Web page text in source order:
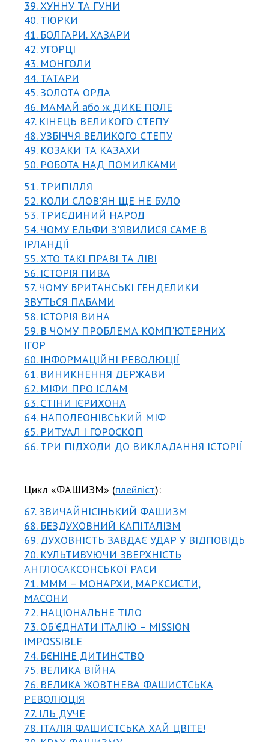
39. ХУННУ ТА ГУНИ
40. ТЮРКИ
41. БОЛГАРИ. ХАЗАРИ
42. УГОРЦІ
43. МОНГОЛИ
44. ТАТАРИ
45. ЗОЛОТА ОРДА
46. МАМАЙ або ж ДИКЕ ПОЛЕ
47. КІНЕЦЬ ВЕЛИКОГО СТЕПУ
48. УЗБІЧЧЯ ВЕЛИКОГО СТЕПУ
49. КОЗАКИ ТА КАЗАХИ
50. РОБОТА НАД ПОМИЛКАМИ
51. ТРИПІЛЛЯ
52. КОЛИ СЛОВ'ЯН ЩЕ НЕ БУЛО
53. ТРИЄДИНИЙ НАРОД
54. ЧОМУ ЕЛЬФИ З'ЯВИЛИСЯ САМЕ В
ІРЛАНДІЇ
55. ХТО ТАКІ ПРАВІ ТА ЛІВІ
56. ІСТОРІЯ ПИВА
57. ЧОМУ БРИТАНСЬКІ ГЕНДЕЛИКИ
ЗВУТЬСЯ ПАБАМИ
58. ІСТОРІЯ ВИНА
59. В ЧОМУ ПРОБЛЕМА КОМП'ЮТЕРНИХ
ІГОР
60. ІНФОРМАЦІЙНІ РЕВОЛЮЦІЇ
61. ВИНИКНЕННЯ ДЕРЖАВИ
62. МІФИ ПРО ІСЛАМ
63. СТІНИ ІЄРИХОНА
64. НАПОЛЕОНІВСЬКИЙ МІФ
65. РИТУАЛ І ГОРОСКОП
66. ТРИ ПІДХОДИ ДО ВИКЛАДАННЯ ІСТОРІЇ
Цикл «ФАШИЗМ» (плейліст):
67. ЗВИЧАЙНІСІНЬКИЙ ФАШИЗМ
68. БЕЗДУХОВНИЙ КАПІТАЛІЗМ
69. ДУХОВНІСТЬ ЗАВДАЄ УДАР У ВІДПОВІДЬ
70. КУЛЬТИВУЮЧИ ЗВЕРХНІСТЬ
АНГЛОСАКСОНСЬКОЇ РАСИ
71. МММ – МОНАРХИ, МАРКСИСТИ,
МАСОНИ
72. НАЦІОНАЛЬНЕ ТІЛО
73. ОБ'ЄДНАТИ ІТАЛІЮ – MISSION
IMPOSSIBLE
74. БЄНІНЕ ДИТИНСТВО
75. ВЕЛИКА ВІЙНА
76. ВЕЛИКА ЖОВТНЕВА ФАШИСТСЬКА
РЕВОЛЮЦІЯ
77. ІЛЬ ДУЧЕ
78. ІТАЛІЯ ФАШИСТСЬКА ХАЙ ЦВІТЕ!